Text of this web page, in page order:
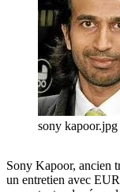
sony kapoor.jpg
Sony Kapoor, ancien
un entretien avec